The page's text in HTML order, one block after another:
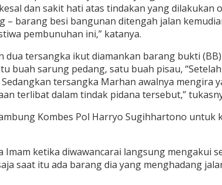
dan sakit hati atas tindakan yang
– barang besi bangunan ditengah jalan
pembunuhan ini,” katanya.
dua tersangka ikut diamankan barang bukti
buah sarung pedang, satu buah pisau,
tersangka Marhan awalnya
terlibat dalam tindak pidana tersebut,”
Kombes Pol Harryo Sugihhartono untuk
Imam ketika diwawancarai langsung mengakui
saat itu ada barang dia yang menghadang